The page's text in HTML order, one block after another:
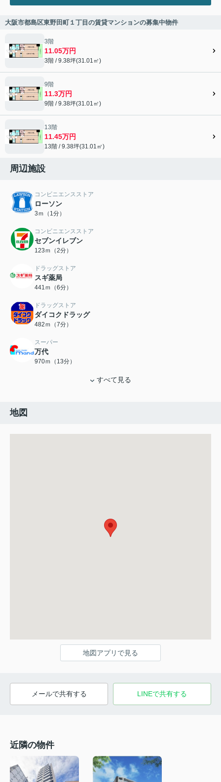
大阪市都島区東野田町１丁目の賃貸マンションの募集中物件
3階
11.05万円
3階 / 9.38坪(31.01㎡)
9階
11.3万円
9階 / 9.38坪(31.01㎡)
13階
11.45万円
13階 / 9.38坪(31.01㎡)
周辺施設
コンビニエンスストア
ローソン
3ｍ（1分）
コンビニエンスストア
セブンイレブン
123ｍ（2分）
ドラッグストア
スギ薬局
441ｍ（6分）
ドラッグストア
ダイコクドラッグ
482ｍ（7分）
スーパー
万代
970ｍ（13分）
すべて見る
地図
地図アプリで見る
メールで共有する LINEで共有する
近隣の物件